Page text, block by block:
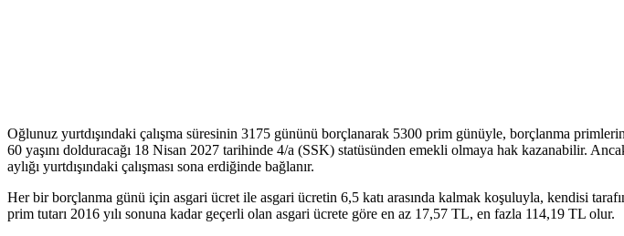
Oğlunuz yurtdışındaki çalışma süresinin 3175 gününü borçlanarak 5300 prim günüyle, borçlanma
60 yaşını dolduracağı 18 Nisan 2027 tarihinde 4/a (SSK) statüsünden emekli olmaya hak kazanabilir.
aylığı yurtdışındaki çalışması sona erdiğinde bağlanır.
Her bir borçlanma günü için asgari ücret ile asgari ücretin 6,5 katı arasında kalmak koşuluyla, kendisi
prim tutarı 2016 yılı sonuna kadar geçerli olan asgari ücrete göre en az 17,57 TL, en fazla 114,19 TL olur.